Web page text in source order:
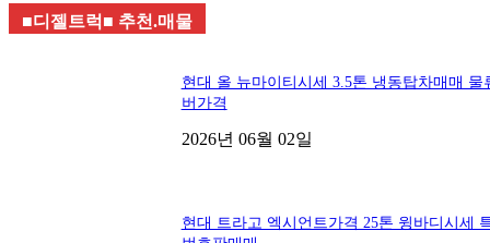
■디젤트럭■ 추천.매물
현대 올 뉴마이티시세 3.5톤 냉동탑차매매 물
버가격
2026년 06월 02일
현대 트라고 엑시언트가격 25톤 윙바디시세